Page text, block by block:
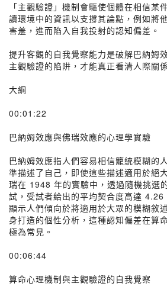
「主觀驗證」機制會驅使個體在相信某
讀環境中的資訊以支撐其論點，例如將
害羞，進而陷入自我投射的認知偏差。
提升客觀的自我覺察能力是破解巴納姆
主觀驗證的陷阱，才能真正看清人際關
大綱
00:01:22
巴納姆效應與佛瑞效應的心理學實驗
巴納姆效應指人們容易相信籠統模糊的
準描述了自己，即使這些描述適用於絕
瑞在 1948 年的實驗中，透過隨機挑選
試，受試者給出的平均契合度高達
顯示人們傾向於將適用於大眾的模糊敘
身打造的個性分析，這種認知偏差在算
極為常見。
00:06:44
算命心理機制與主觀驗證的自我覺察